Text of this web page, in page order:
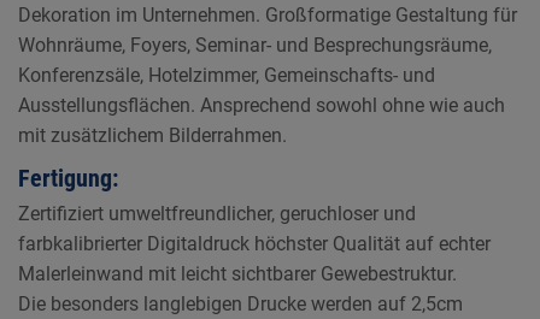
Dekoration im Unternehmen. Großformatige Gestaltung für
Wohnräume, Foyers, Seminar- und Besprechungsräume,
Konferenzsäle, Hotelzimmer, Gemeinschafts- und
Ausstellungsflächen. Ansprechend sowohl ohne wie auch
mit zusätzlichem Bilderrahmen.
Fertigung:
Zertifiziert umweltfreundlicher, geruchloser und
farbkalibrierter Digitaldruck höchster Qualität auf echter
Malerleinwand mit leicht sichtbarer Gewebestruktur.
Die besonders langlebigen Drucke werden auf 2,5cm